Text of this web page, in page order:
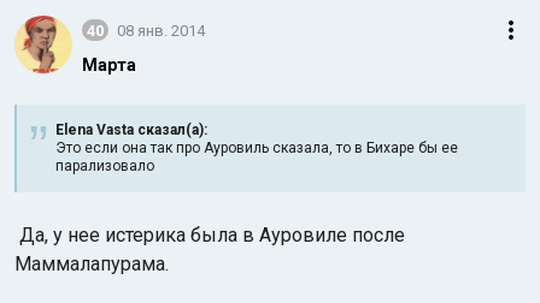
40 08 янв. 2014
Марта
Elena Vasta сказал(а):
Это если она так про Ауровиль сказала, то в Бихаре бы ее
парализовало
Да, у нее истерика была в Ауровиле после
Маммалапурама.